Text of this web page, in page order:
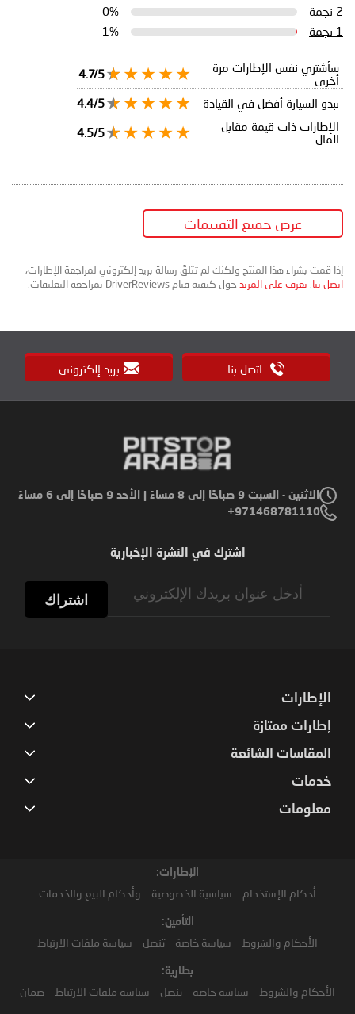
2 نجمة
0%
1 نجمة
1%
سأشتري نفس الإطارات مرة
أخرى
4.7/5
تبدو السيارة أفضل في القيادة
4.4/5
الإطارات ذات قيمة مقابل
المال
4.5/5
عرض جميع التقييمات
إذا قمت بشراء هذا المنتج ولكنك لم تتلقَ رسالة بريد إلكتروني لمراجعة الإطارات،
اتصل بنا تعرف على المزيد حول كيفية قيام DriverReviews بمراجعة التعليقات.
اتصل بنا بريد إلكتروني
الاثنين - السبت 9 صباحًا إلى 8 مساءً | الأحد 9 صباحًا إلى 6 مساءً
971468781110+
اشترك في النشرة الإخبارية
اشتراك
الإطارات
إطارات ممتازة
المقاسات الشائعة
خدمات
معلومات
الإطارات:
أحكام الإستخدام سياسية الخصوصية وأحكام البيع والخدمات
التأمين:
الأحكام والشروط سياسة خاصة تنصل سياسة ملفات الارتباط
بطارية:
الأحكام والشروط سياسة خاصة تنصل سياسة ملفات الارتباط ضمان